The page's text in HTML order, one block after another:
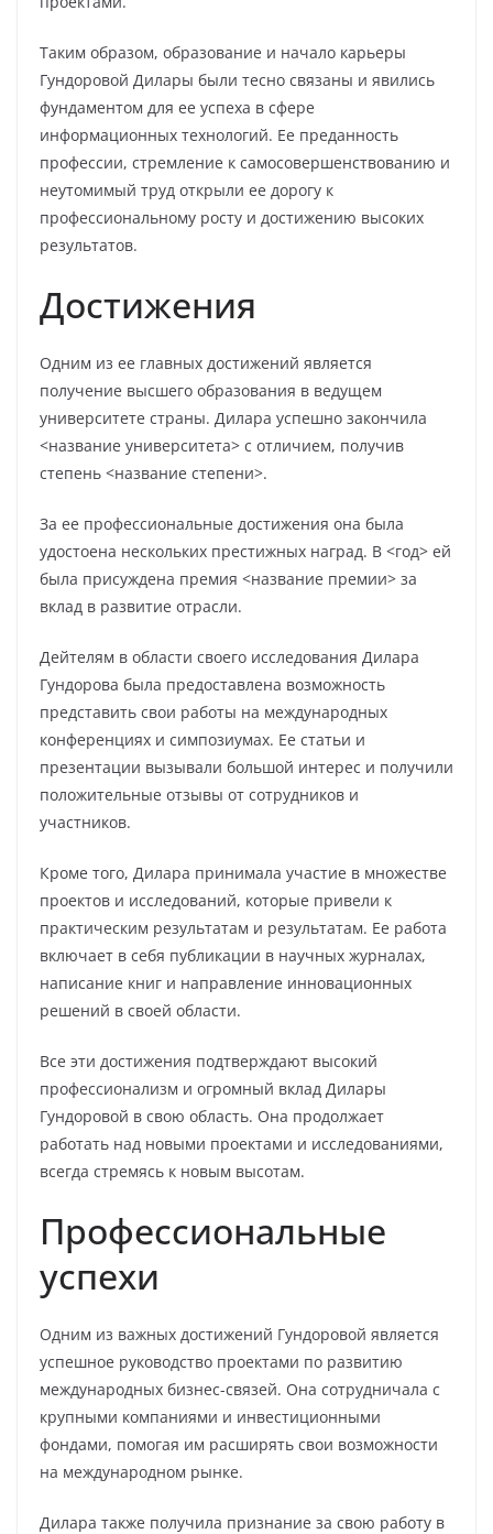
Таким образом, образование и начало карьеры
Гундоровой Дилары были тесно связаны и явились
фундаментом для ее успеха в сфере
информационных технологий. Ее преданность
профессии, стремление к самосовершенствованию и
неутомимый труд открыли ее дорогу к
профессиональному росту и достижению высоких
результатов.
Достижения
Одним из ее главных достижений является
получение высшего образования в ведущем
университете страны. Дилара успешно закончила
<название университета> с отличием, получив
степень <название степени>.
За ее профессиональные достижения она была
удостоена нескольких престижных наград. В <год> ей
была присуждена премия <название премии> за
вклад в развитие отрасли.
Дейтелям в области своего исследования Дилара
Гундорова была предоставлена возможность
представить свои работы на международных
конференциях и симпозиумах. Ее статьи и
презентации вызывали большой интерес и получили
положительные отзывы от сотрудников и
участников.
Кроме того, Дилара принимала участие в множестве
проектов и исследований, которые привели к
практическим результатам и результатам. Ее работа
включает в себя публикации в научных журналах,
написание книг и направление инновационных
решений в своей области.
Все эти достижения подтверждают высокий
профессионализм и огромный вклад Дилары
Гундоровой в свою область. Она продолжает
работать над новыми проектами и исследованиями,
всегда стремясь к новым высотам.
Профессиональные
успехи
Одним из важных достижений Гундоровой является
успешное руководство проектами по развитию
международных бизнес-связей. Она сотрудничала с
крупными компаниями и инвестиционными
фондами, помогая им расширять свои возможности
на международном рынке.
Дилара также получила признание за свою работу в